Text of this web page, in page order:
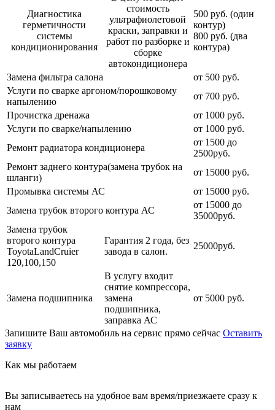
Диагностика
герметичности
системы
кондиционирования
стоимость
ультрафиолетовой
краски, заправки и
работ по разборке и
сборке
автокондиционера
500 руб. (один
контур)
800 руб. (два
контура)
Замена фильтра салона
от 500 руб.
Услуги по сварке аргоном/порошковому
напылению
от 700 руб.
Прочистка дренажа
от 1000 руб.
Услуги по сварке/напылению
от 1000 руб.
Ремонт радиатора кондиционера
от 1500 до
2500руб.
Ремонт заднего контура(замена трубок на
шланги)
от 15000 руб.
Промывка системы АС
от 15000 руб.
Замена трубок второго контура АС
от 15000 до
35000руб.
Замена трубок
второго контура
ToyotaLandCruier
120,100,150
Гарантия 2 года, без
завода в салон.
25000руб.
Замена подшипника
В услугу входит
снятие компрессора,
замена
подшипника,
заправка АС
от 5000 руб.
Запишите Ваш автомобиль на сервис прямо сейчас Оставить
заявку
Как мы работаем
Вы записываетесь на удобное вам время/приезжаете сразу к
нам